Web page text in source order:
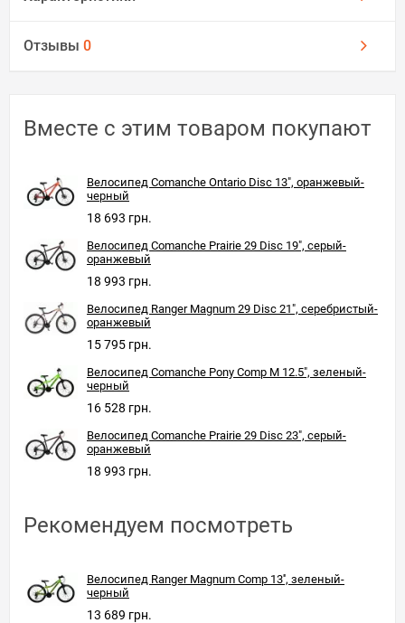
Отзывы 0
Вместе с этим товаром покупают
Велосипед Comanche Ontario Disc 13", оранжевый-
черный
18 693 грн.
Велосипед Comanche Prairie 29 Disc 19", серый-
оранжевый
18 993 грн.
Велосипед Ranger Magnum 29 Disc 21", серебристый-
оранжевый
15 795 грн.
Велосипед Comanche Pony Comp M 12.5", зеленый-
черный
16 528 грн.
Велосипед Comanche Prairie 29 Disc 23", серый-
оранжевый
18 993 грн.
Рекомендуем посмотреть
Велосипед Ranger Magnum Comp 13'', зеленый-
черный
13 689 грн.